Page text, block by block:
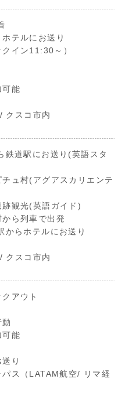
テルにお送り
クイン11:30～）
能
クスコ市内
鉄道駅にお送り(英語スタ
ュ村(アグアスカリエンテ
観光(英語ガイド)
ら列車で出発
からホテルにお送り
クスコ市内
アウト
能
り
ス（LATAM航空/ リマ経